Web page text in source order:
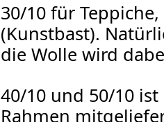
30/10 für
(Kunstbast).
die Wolle wird
40/10 und 50/10
Rahmen